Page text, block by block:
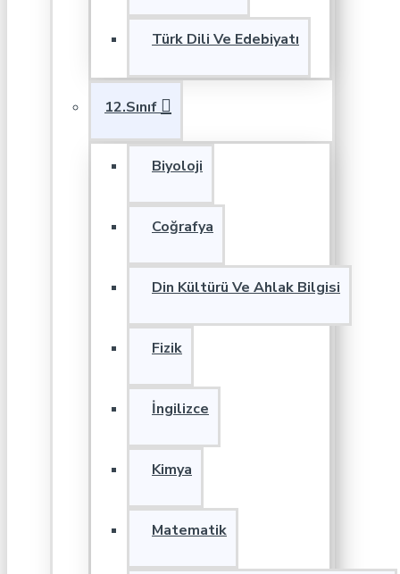
Türk Dili Ve Edebiyatı
12.Sınıf
Biyoloji
Coğrafya
Din Kültürü Ve Ahlak Bilgisi
Fizik
İngilizce
Kimya
Matematik